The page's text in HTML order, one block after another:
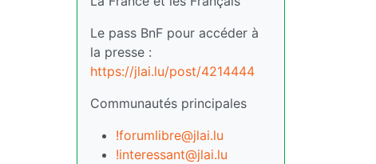
Le pass BnF pour accéder à
la presse :
https://jlai.lu/post/4214444
Communautés principales
!forumlibre@jlai.lu
!interessant@jlai.lu